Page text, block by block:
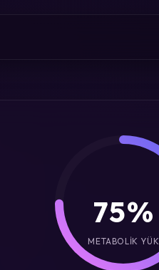
75%
METABOLIK YÜK